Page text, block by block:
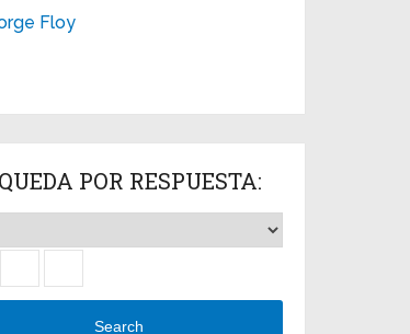
Floy
POR RESPUESTA:
Search